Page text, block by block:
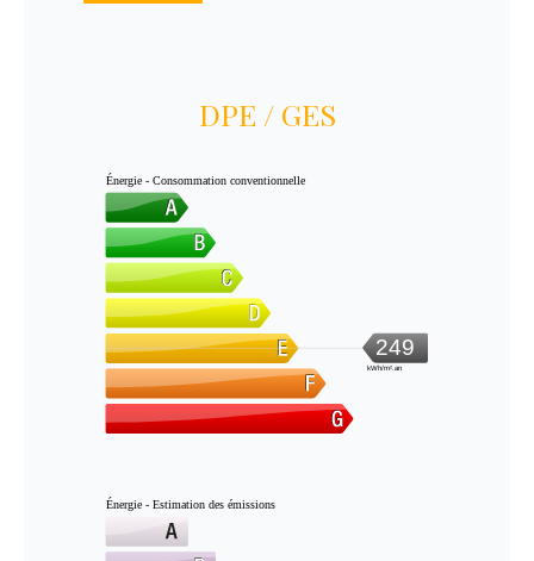
DPE / GES
Énergie - Consommation conventionnelle
249
kWh/m².an
Énergie - Estimation des émissions